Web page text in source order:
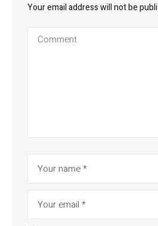
Your email address will not be